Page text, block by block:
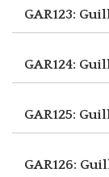
GAR123:
GAR124:
GAR125:
GAR126: